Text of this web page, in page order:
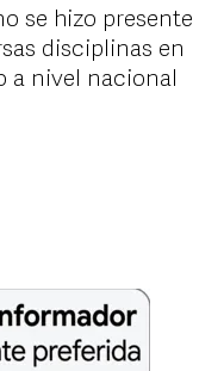
se hizo presente
disciplinas en
a nivel nacional